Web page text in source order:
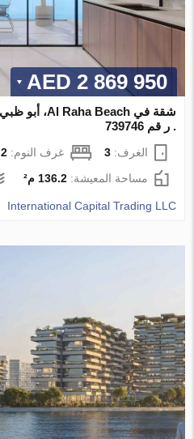
2 869 950 AED
. ر قم 739746
الغرف:3 غرف النوم:2
مساحة المعيشة:136.2 م²
International Capital Trading LLC